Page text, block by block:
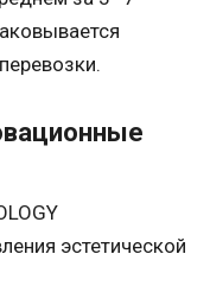
эстетической